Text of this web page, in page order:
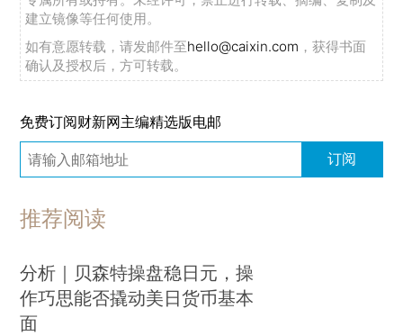
建立镜像等任何使用。
如有意愿转载，请发邮件至hello@caixin.com ，获得书面
确认及授权后，方可转载。
免费订阅财新网主编精选版电邮
订阅
推荐阅读
分析｜贝森特操盘稳日元，操
作巧思能否撬动美日货币基本
面